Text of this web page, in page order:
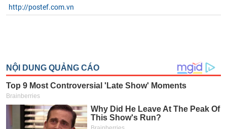
http://postef.com.vn